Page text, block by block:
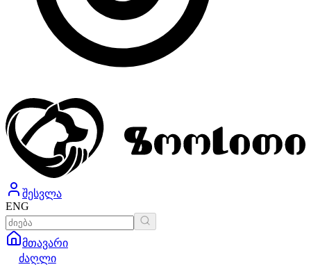
შესვლა
ENG
მთავარი
ძაღლი